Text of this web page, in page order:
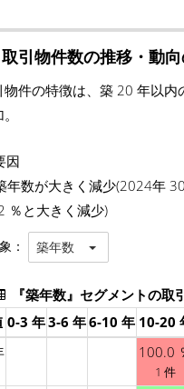
引物件数の推移・動
物件の特徴は、築 20 年以内
因
年数が大きく減少(2024年
％と大きく減少)
： 築年数
『築年数』セグメントの取
0-3 年3-6 年6-10 年 10-20
100.0
1 件